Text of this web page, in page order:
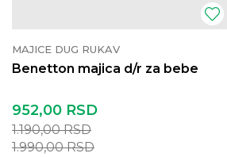
MAJICE DUG RUKAV
Benetton majica d/r za bebe
952,00 RSD
1.190,00RSD
1.990,00RSD